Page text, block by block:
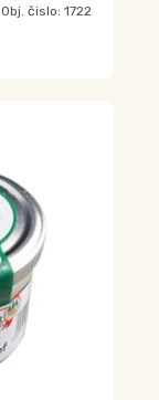
Obj. čislo: 1722